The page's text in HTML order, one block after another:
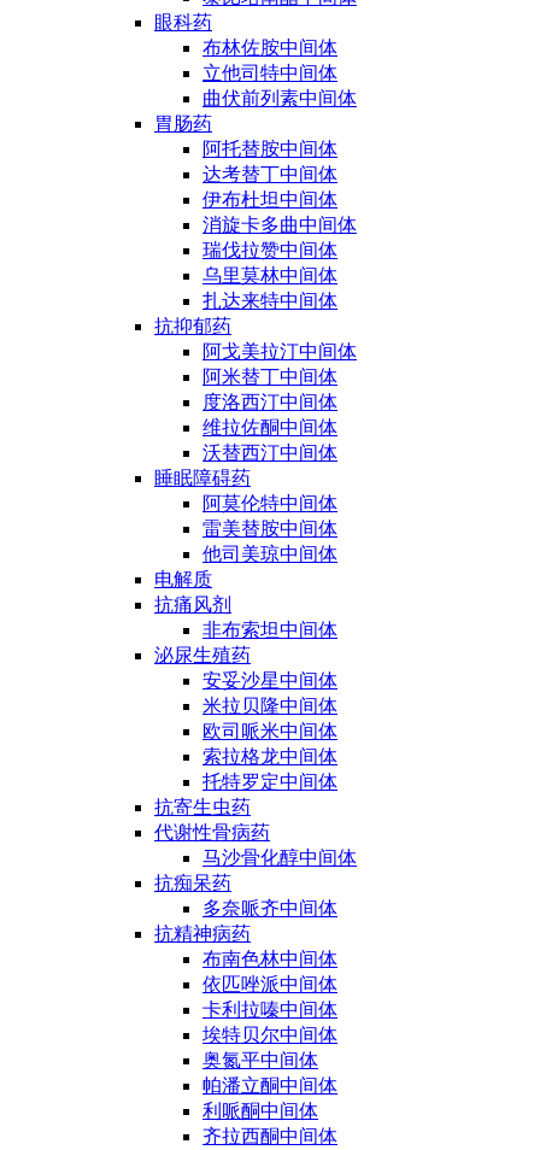
眼科药
布林佐胺中间体
立他司特中间体
曲伏前列素中间体
胃肠药
阿托替胺中间体
达考替丁中间体
伊布杜坦中间体
消旋卡多曲中间体
瑞伐拉赞中间体
乌里莫林中间体
扎达来特中间体
抗抑郁药
阿戈美拉汀中间体
阿米替丁中间体
度洛西汀中间体
维拉佐酮中间体
沃替西汀中间体
睡眠障碍药
阿莫伦特中间体
雷美替胺中间体
他司美琼中间体
电解质
抗痛风剂
非布索坦中间体
泌尿生殖药
安妥沙星中间体
米拉贝隆中间体
欧司哌米中间体
索拉格龙中间体
托特罗定中间体
抗寄生虫药
代谢性骨病药
马沙骨化醇中间体
抗痴呆药
多奈哌齐中间体
抗精神病药
布南色林中间体
依匹唑派中间体
卡利拉嗪中间体
埃特贝尔中间体
奥氮平中间体
帕潘立酮中间体
利哌酮中间体
齐拉西酮中间体